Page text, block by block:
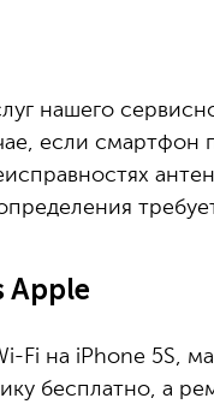
нашего
если
Apple
Fi на iPhone 5S,
бесплатно, а